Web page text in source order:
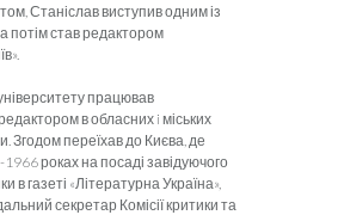
Станіслав виступив одним із
а потім став редактором
працював
в обласних i міських
Згодом переїхав до Києва, де
роках на посаді завідуючого
в газеті «Літературна Україна»,
секретар Комісії критики та